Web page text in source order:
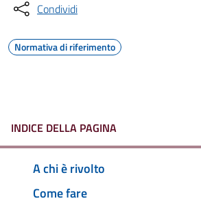
Condividi
Normativa di riferimento
INDICE DELLA PAGINA
A chi è rivolto
Come fare